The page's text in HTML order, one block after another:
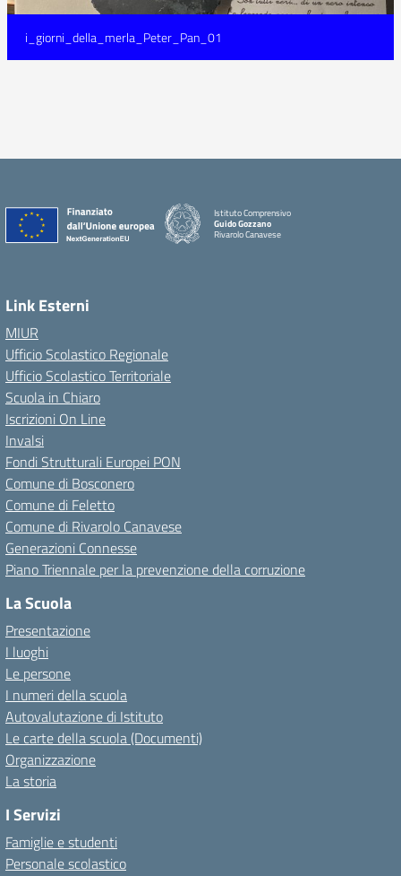
i_giorni_della_merla_Peter_Pan_01
Istituto Comprensivo
Guido Gozzano
Rivarolo Canavese
Link Esterni
MIUR
Ufficio Scolastico Regionale
Ufficio Scolastico Territoriale
Scuola in Chiaro
Iscrizioni On Line
Invalsi
Fondi Strutturali Europei PON
Comune di Bosconero
Comune di Feletto
Comune di Rivarolo Canavese
Generazioni Connesse
Piano Triennale per la prevenzione della corruzione
La Scuola
Presentazione
I luoghi
Le persone
I numeri della scuola
Autovalutazione di Istituto
Le carte della scuola (Documenti)
Organizzazione
La storia
I Servizi
Famiglie e studenti
Personale scolastico